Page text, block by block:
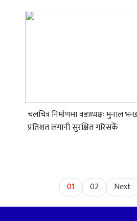
चलचित्र निर्माणमा वडाध्यक्षः मुनाल
प्रतिशत लगानी सुरक्षित गरिसकेँ
01 02 Next